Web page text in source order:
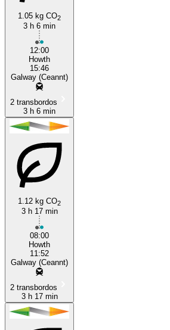
1.05 kg CO2
3 h 6 min
12:00
Howth
15:46
Galway (Ceannt)
2 transbordos
3 h 6 min
1.12 kg CO2
3 h 17 min
08:00
Howth
11:52
Galway (Ceannt)
2 transbordos
3 h 17 min